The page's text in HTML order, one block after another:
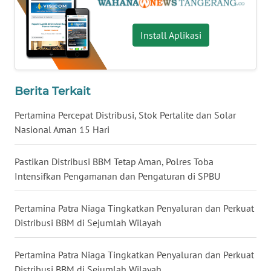
Install Aplikasi
Berita Terkait
Pertamina Percepat Distribusi, Stok Pertalite dan Solar
Nasional Aman 15 Hari
Pastikan Distribusi BBM Tetap Aman, Polres Toba
Intensifkan Pengamanan dan Pengaturan di SPBU
Pertamina Patra Niaga Tingkatkan Penyaluran dan Perkuat
Distribusi BBM di Sejumlah Wilayah
Pertamina Patra Niaga Tingkatkan Penyaluran dan Perkuat
WN
JOGJA
WN
JATIM
WN
WN
WN
KALTARA